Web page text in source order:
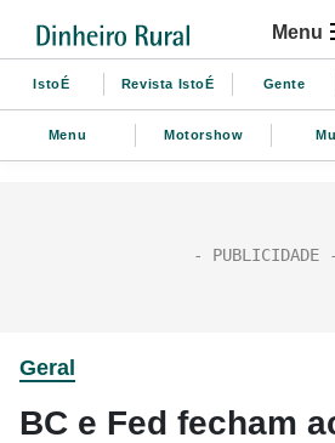
Menu
IstoÉ Revista IstoÉ Gente
Menu Motorshow
Geral
BC e Fed fecham